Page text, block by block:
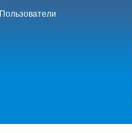
Пользователи